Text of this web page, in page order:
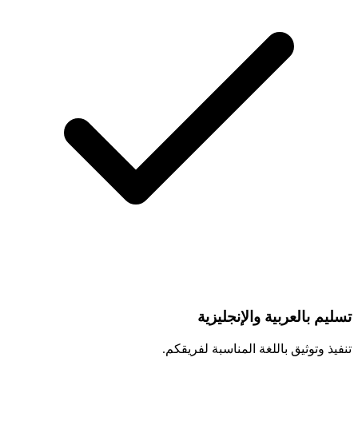
تسليم بالعربية والإنجليزية
تنفيذ وتوثيق باللغة المناسبة لفريقكم.